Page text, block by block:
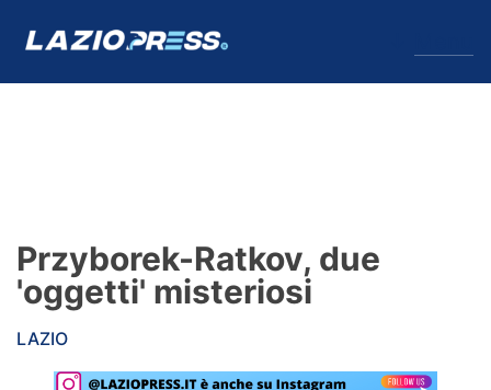
Formello
Infortuni
Primavera
Przyborek-Ratkov, due
'oggetti' misteriosi
LAZIO